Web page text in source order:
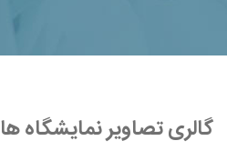
گالری تصاویر نمایشگاه ها